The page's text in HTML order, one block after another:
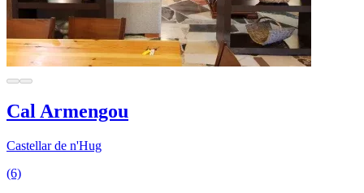
Cal Armengou
Castellar de n'Hug
(6)